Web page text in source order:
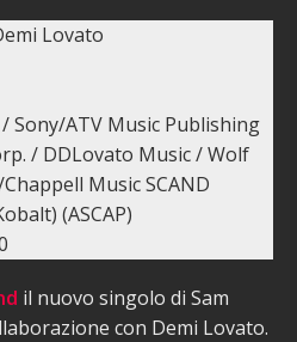
Lovato
Sony/ATV Music Publishing
/ DDLovato Music / Wolf
Music SCAND
(ASCAP)
il nuovo singolo di Sam
con Demi Lovato.